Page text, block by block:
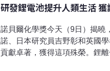
研發鋰電池提升人類生活
諾貝爾化學獎今天（9日）揭曉
諾、日本研究員吉野彰和英國
貢獻卓著，獲得這項殊榮。鋰